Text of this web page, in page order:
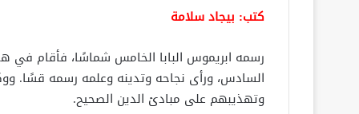
كتب: بيجاد سلامة
رسمه ابريموس البابا الخامس شماسًا، فأقام
السادس، ورأى نجاحه وتدينه وعلمه رسمه قسًا.
وتهذيبهم على مبادئ الدين الصحيح.